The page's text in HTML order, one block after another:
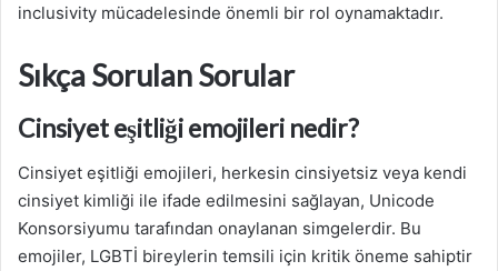
inclusivity mücadelesinde önemli bir rol oynamaktadır.
Sıkça Sorulan Sorular
Cinsiyet eşitliği emojileri nedir?
Cinsiyet eşitliği emojileri, herkesin cinsiyetsiz veya kendi
cinsiyet kimliği ile ifade edilmesini sağlayan, Unicode
Konsorsiyumu tarafından onaylanan simgelerdir. Bu
emojiler, LGBTİ bireylerin temsili için kritik öneme sahiptir